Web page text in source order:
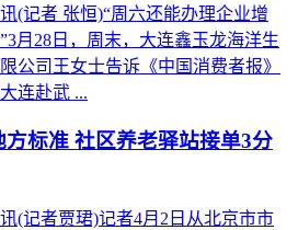
(记者 张恒)“周六还能办理企业增
月28日，周末，大连鑫玉龙海洋生
公司王女士告诉《中国消费者报》
连赴武 ...
标准 社区养老驿站接单3分
(记者贾珺)记者4月2日从北京市市